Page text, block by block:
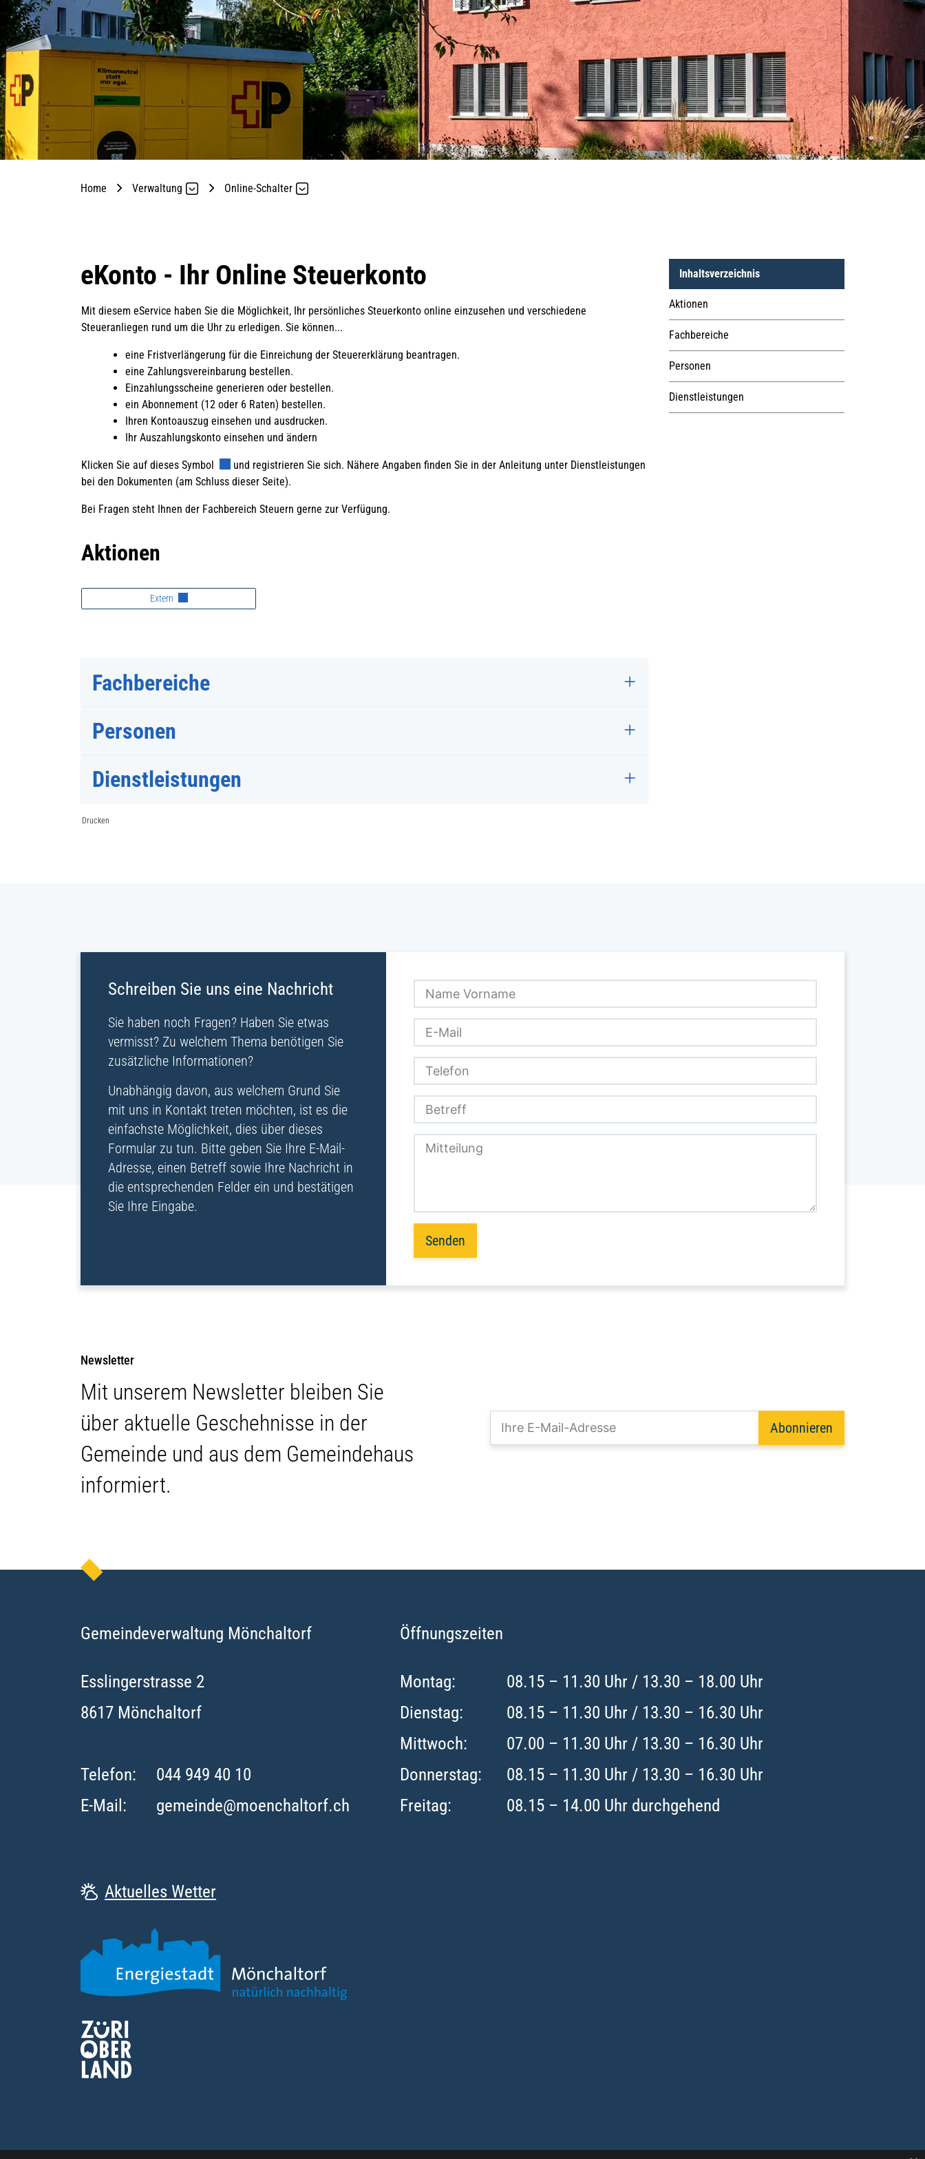
Home Verwaltung Online-Schalter
Inhaltsverzeichnis
Aktionen
Fachbereiche
Personen
Dienstleistungen
eKonto - Ihr Online Steuerkonto
Mit diesem eService haben Sie die Möglichkeit, Ihr persönliches Steuerkonto online einzusehen und verschiedene
Steueranliegen rund um die Uhr zu erledigen. Sie können...
eine Fristverlängerung für die Einreichung der Steuererklärung beantragen.
eine Zahlungsvereinbarung bestellen.
Einzahlungsscheine generieren oder bestellen.
ein Abonnement (12 oder 6 Raten) bestellen.
Ihren Kontoauszug einsehen und ausdrucken.
Ihr Auszahlungskonto einsehen und ändern
Klicken Sie auf dieses Symbol Externer Link wird in einem neuen Fenster geöffnet.
und registrieren Sie sich. Nähere Angaben finden Sie in der Anleitung unter Dienstleistungen
bei den Dokumenten (am Schluss dieser Seite).
Bei Fragen steht Ihnen der Fachbereich Steuern gerne zur Verfügung.
Aktionen
Extern
Fachbereiche
Personen
Dienstleistungen
Drucken
Schreiben Sie uns eine Nachricht
Sie haben noch Fragen? Haben Sie etwas
vermisst? Zu welchem Thema benötigen Sie
zusätzliche Informationen?
Unabhängig davon, aus welchem Grund Sie
mit uns in Kontakt treten möchten, ist es die
einfachste Möglichkeit, dies über dieses
Formular zu tun. Bitte geben Sie Ihre E-Mail-
Adresse, einen Betreff sowie Ihre Nachricht in
die entsprechenden Felder ein und bestätigen
Sie Ihre Eingabe.
Senden
Newsletter
Mit unserem Newsletter bleiben Sie
über aktuelle Geschehnisse in der
Gemeinde und aus dem Gemeindehaus
informiert.
Abonnieren
Gemeindeverwaltung Mönchaltorf
Esslingerstrasse 2
8617 Mönchaltorf
Telefon:
044 949 40 10
E-Mail:
gemeinde@moenchaltorf.ch
Öffnungszeiten
Montag:
08.15 – 11.30 Uhr / 13.30 – 18.00 Uhr
Dienstag:
08.15 – 11.30 Uhr / 13.30 – 16.30 Uhr
Mittwoch:
07.00 – 11.30 Uhr / 13.30 – 16.30 Uhr
Donnerstag:
08.15 – 11.30 Uhr / 13.30 – 16.30 Uhr
Freitag:
08.15 – 14.00 Uhr durchgehend
Aktuelles Wetter